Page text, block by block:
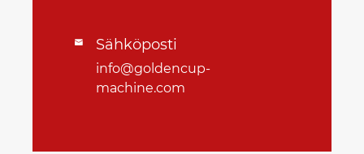
 Sähköposti
info@goldencup-
machine.com